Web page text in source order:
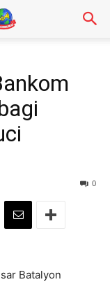
0
Batalyon